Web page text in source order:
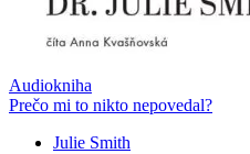
Audiokniha
Prečo mi to nikto nepovedal?
Julie Smith